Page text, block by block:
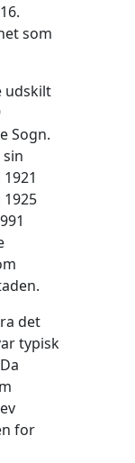
som
udskilt
Sogn.
det
typisk
for